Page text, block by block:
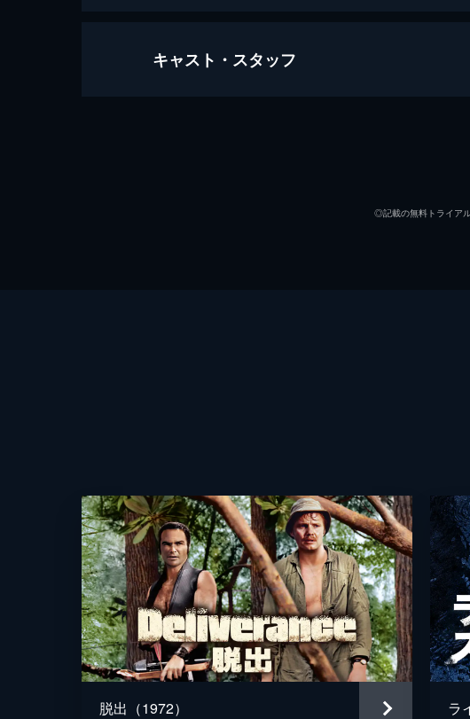
クランスマン
キャスト・スタッフ
脚本
原作
音楽
◎記載の無料トライア
脱出（1972） ラ